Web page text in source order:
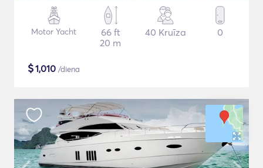
Motor Yacht
66 ft
20 m
40 Kruīza 0
$1,010 /diena